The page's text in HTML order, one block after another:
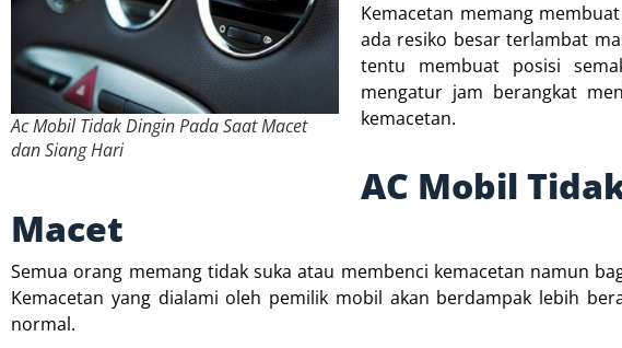
Ac Mobil Tidak Dingin Pada Saat Macet
dan Siang Hari
Kemacetan memang
ada resiko besar terlambat
tentu membuat posisi
mengatur jam berangkat
kemacetan.
AC Mobil
Macet
Semua orang memang tidak suka atau membenci kemacetan namun
Kemacetan yang dialami oleh pemilik mobil akan berdampak lebih
normal.